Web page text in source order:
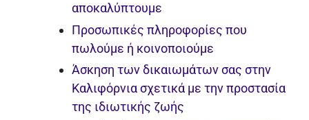
αποκαλύπτουμε
Προσωπικές πληροφορίες που
πωλούμε ή κοινοποιούμε
Άσκηση των δικαιωμάτων σας στην
Καλιφόρνια σχετικά με την προστασία
της ιδιωτικής ζωής